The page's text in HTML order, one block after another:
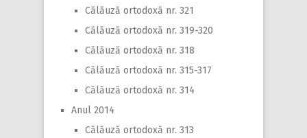
Călăuză ortodoxă nr. 321
Călăuză ortodoxă nr. 319-320
Călăuză ortodoxă nr. 318
Călăuză ortodoxă nr. 315-317
Călăuză ortodoxă nr. 314
Anul 2014
Călăuză ortodoxă nr. 313